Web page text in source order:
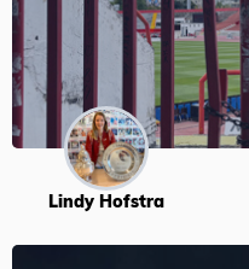
Lindy Hofstra